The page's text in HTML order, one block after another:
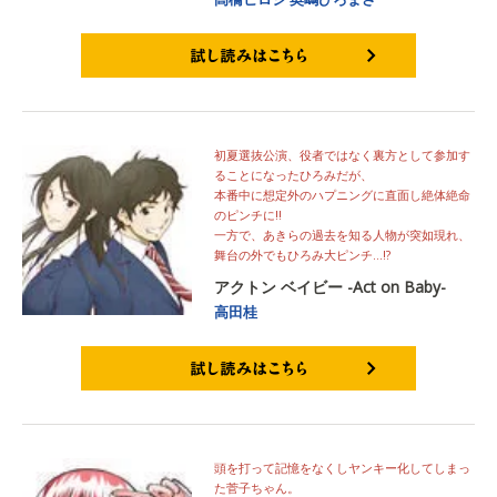
初夏選抜公演、役者ではなく裏方として参加す
ることになったひろみだが、
本番中に想定外のハプニングに直面し絶体絶命
のピンチに!!
一方で、あきらの過去を知る人物が突如現れ、
舞台の外でもひろみ大ピンチ…!?
アクトン ベイビー -Act on Baby-
高田桂
頭を打って記憶をなくしヤンキー化してしまっ
た菅子ちゃん。